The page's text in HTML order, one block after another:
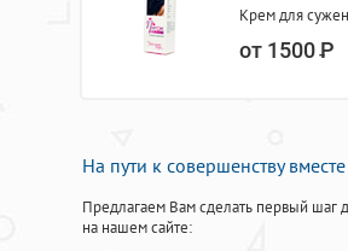
Крем для
от 1500Р
На пути к совершенству
Предлагаем Вам сделать первый шаг
на нашем сайте: